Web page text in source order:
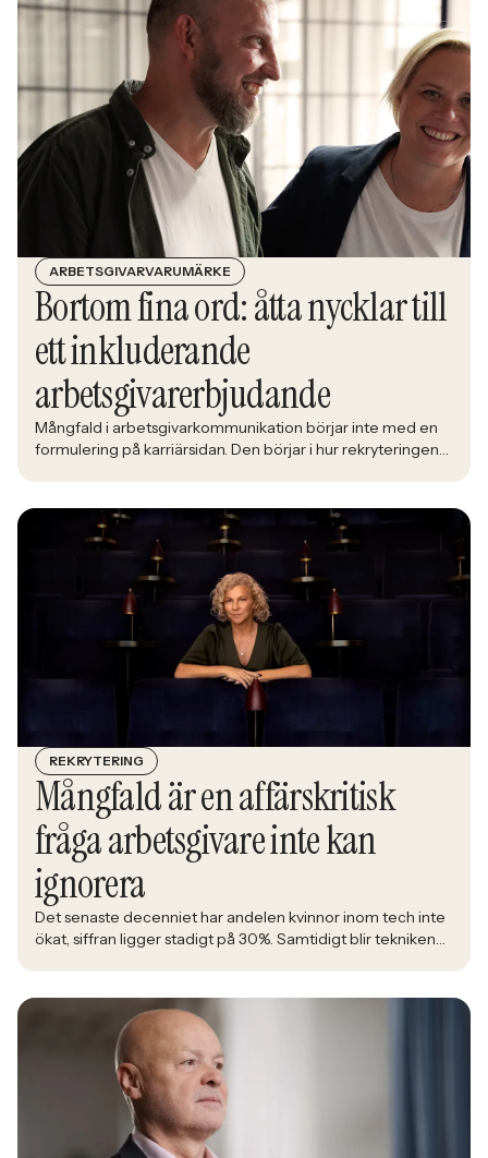
ARBETSGIVARVARUMÄRKE
Bortom fina ord: åtta nycklar till
ett inkluderande
arbetsgivarerbjudande
Mångfald i arbetsgivarkommunikation börjar inte med en
formulering på karriärsidan. Den börjar i hur rekryteringen
mer medvetna, regelverken skärps och konkurrensen om
rätt kompetens förändras räcker det inte längre att säga
att alla är välkomna. Arbetsgivare behöver kunna visa vad
det betyder i praktiken.
REKRYTERING
Mångfald är en affärskritisk
fråga arbetsgivare inte kan
ignorera
Det senaste decenniet har andelen kvinnor inom tech inte
ökat, siffran ligger stadigt på 30%. Samtidigt blir tekniken
den låga andelen kvinnor inom branschen är en ren